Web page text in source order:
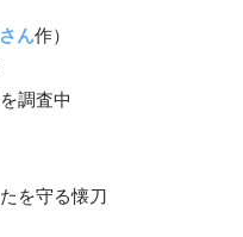
ん作）
調査中
を守る懐刀